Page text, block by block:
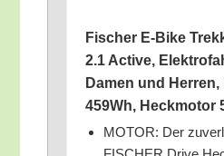
Fischer E‑Bike
2.1 Acti­ve,
Damen und Her­ren,
459Wh, Heck­mo­tor
MOTOR: Der